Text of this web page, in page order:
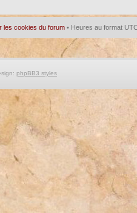
les cookies du forum • Heures au format
phpBB3 styles